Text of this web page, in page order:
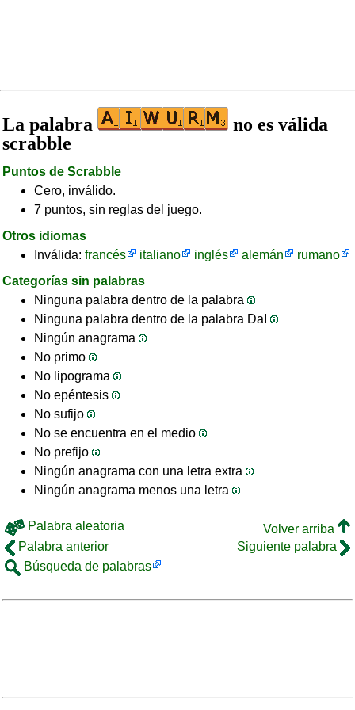
La palabra
no es válida
scrabble
Puntos de Scrabble
Cero, inválido.
7 puntos, sin reglas del juego.
Otros idiomas
Inválida: francés italiano inglés alemán
rumano
Categorías sin palabras
Ninguna palabra dentro de la palabra
Ninguna palabra dentro de la palabra DaI
Ningún anagrama
No primo
No lipograma
No epéntesis
No sufijo
No se encuentra en el medio
No prefijo
Ningún anagrama con una letra extra
Ningún anagrama menos una letra
Palabra aleatoria
Volver arriba
Palabra anterior
Siguiente palabra
Búsqueda de palabras